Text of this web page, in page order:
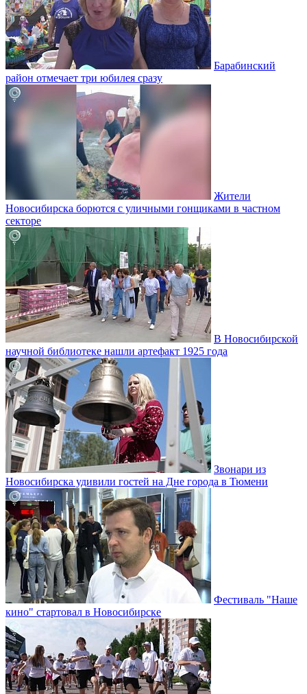
Барабинский
район отмечает три юбилея сразу
Жители
Новосибирска борются с уличными гонщиками в частном
секторе
В Новосибирской
научной библиотеке нашли артефакт 1925 года
Звонари из
Новосибирска удивили гостей на Дне города в Тюмени
Фестиваль "Наше
кино" стартовал в Новосибирске